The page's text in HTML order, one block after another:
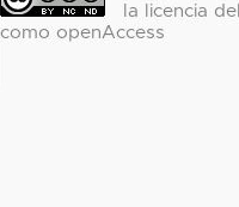
la licencia
como openAccess